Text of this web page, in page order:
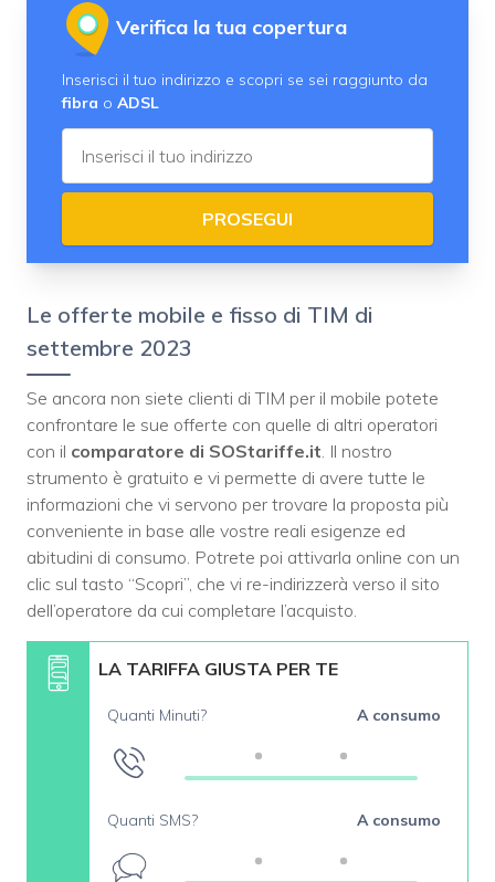
Verifica la tua copertura
Inserisci il tuo indirizzo e scopri se sei raggiunto da
fibra o ADSL
PROSEGUI
Le offerte mobile e fisso di TIM di
settembre 2023
Se ancora non siete clienti di TIM per il mobile potete
confrontare le sue offerte con quelle di altri operatori
con il comparatore di SOStariffe.it . Il nostro
strumento è gratuito e vi permette di avere tutte le
informazioni che vi servono per trovare la proposta più
conveniente in base alle vostre reali esigenze ed
abitudini di consumo. Potrete poi attivarla online con un
clic sul tasto “Scopri”, che vi re-indirizzerà verso il sito
dell’operatore da cui completare l’acquisto.
LA TARIFFA GIUSTA PER TE
Quanti Minuti? A consumo
Quanti SMS? A consumo